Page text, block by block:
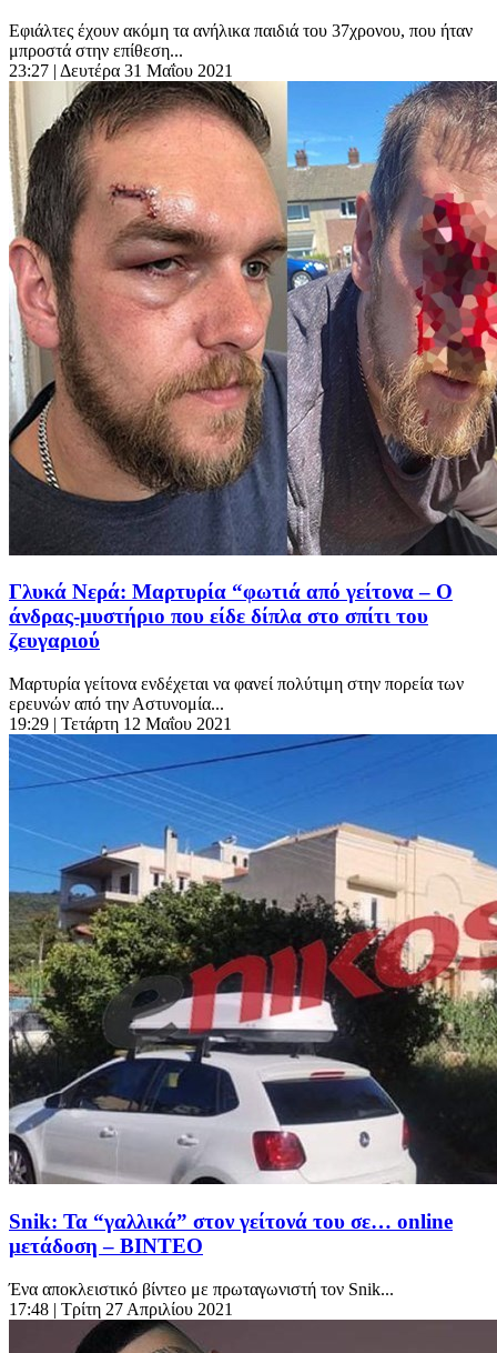
Εφιάλτες έχουν ακόμη τα ανήλικα παιδιά του 37χρονου, που ήταν
μπροστά στην επίθεση...
23:27 | Δευτέρα 31 Μαΐου 2021
Γλυκά Νερά: Μαρτυρία “φωτιά από γείτονα – Ο
άνδρας-μυστήριο που είδε δίπλα στο σπίτι του
ζευγαριού
Μαρτυρία γείτονα ενδέχεται να φανεί πολύτιμη στην πορεία των
ερευνών από την Αστυνομία...
19:29 | Τετάρτη 12 Μαΐου 2021
Snik: Τα “γαλλικά” στον γείτονά του σε… online
μετάδοση – ΒΙΝΤΕΟ
Ένα αποκλειστικό βίντεο με πρωταγωνιστή τον Snik...
17:48 | Τρίτη 27 Απριλίου 2021